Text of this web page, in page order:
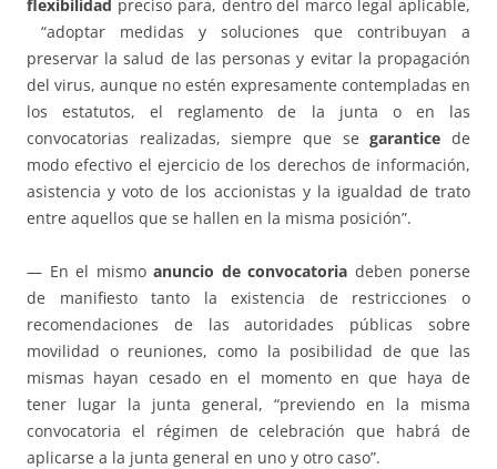
flexibilidad preciso para, dentro del marco legal aplicable,
“adoptar medidas y soluciones que contribuyan a
preservar la salud de las personas y evitar la propagación
del virus, aunque no estén expresamente contempladas en
los estatutos, el reglamento de la junta o en las
convocatorias realizadas, siempre que segarantice de
modo efectivo el ejercicio de los derechos de información,
asistencia y voto de los accionistas y la igualdad de trato
entre aquellos que se hallen en la misma posición”.
— En el mismo anuncio de convocatoria deben ponerse
de manifiesto tanto la existencia de restricciones o
recomendaciones de las autoridades públicas sobre
movilidad o reuniones, como la posibilidad de que las
mismas hayan cesado en el momento en que haya de
tener lugar la junta general, “previendo en la misma
convocatoria el régimen de celebración que habrá de
aplicarse a la junta general en uno y otro caso”.